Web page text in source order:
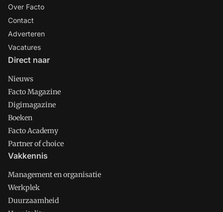
Over Facto
Contact
Adverteren
Vacatures
Direct naar
Nieuws
Facto Magazine
Digimagazine
Boeken
Facto Academy
Partner of choice
Vakkennis
Management en organisatie
Werkplek
Duurzaamheid